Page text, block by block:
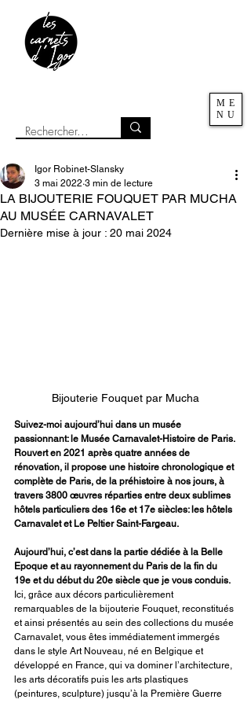
ME
NU
LA BIJOUTERIE FOUQUET PAR MUCHA
AU MUSÉE CARNAVALET
Igor Robinet-Slansky
3 mai 2022 3 min de lecture
Dernière mise à jour : 20 mai 2024
Bijouterie Fouquet par Mucha
Suivez-moi aujourd’hui dans un musée
passionnant: le Musée Carnavalet-Histoire de Paris.
Rouvert en 2021 après quatre années de
rénovation, il propose une histoire chronologique et
complète de Paris, de la préhistoire à nos jours, à
travers 3800 œuvres réparties entre deux sublimes
hôtels particuliers des 16e et 17e siècles: les hôtels
Carnavalet et Le Peltier Saint-Fargeau.
Aujourd’hui, c’est dans la partie dédiée à la Belle
Epoque et au rayonnement du Paris de la fin du
19e et du début du 20e siècle que je vous conduis.
Ici, grâce aux décors particulièrement
remarquables de la bijouterie Fouquet, reconstitués
et ainsi présentés au sein des collections du musée
Carnavalet, vous êtes immédiatement immergés
dans le style Art Nouveau, né en Belgique et
développé en France, qui va dominer l’architecture,
les arts décoratifs puis les arts plastiques
(peintures, sculpture) jusqu’à la Première Guerre